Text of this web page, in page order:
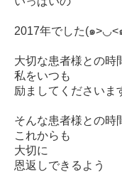
2017年でした(๑>◡<
大切な患者様との時
私をいつも
励ましてくださいま
そんな患者様との時
これからも
大切に
恩返しできるよう